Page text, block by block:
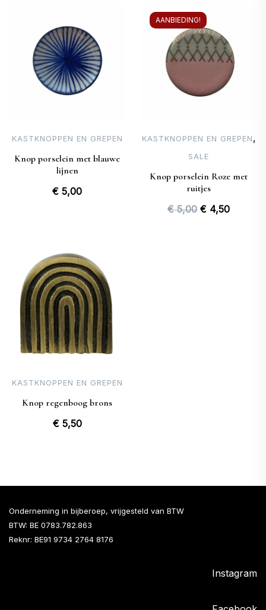
KASTKNOPPEN EN GREPEN
Knop porselein met blauwe
lijnen
€ 5,00
AANBIEDING!
KASTKNOPPEN EN GREPEN,
SALE
Knop porselein Roze met
ruitjes
€5,00 € 4,50Huidige
KASTKNOPPEN EN GREPEN
Knop regenboog brons
€5,50
Onderneming in bijberoep, vrijgesteld van BTW
BTW: BE 0783.782.863
Reknr: BE91 9734 2764 8176
Instagram